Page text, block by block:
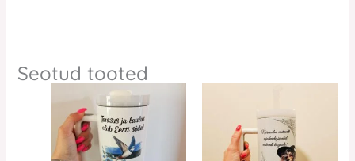
Seotud tooted